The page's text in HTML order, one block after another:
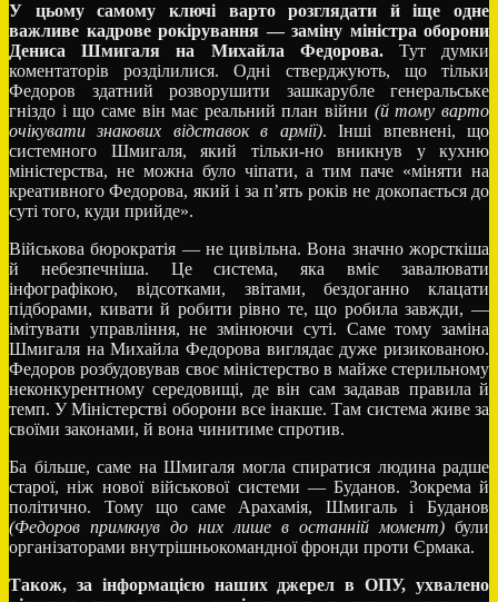
У цьому самому ключі варто розглядати й іще одне
важливе кадрове рокірування — заміну міністра оборони
Дениса Шмигаля на Михайла Федорова.Тут думки
коментаторів розділилися. Одні стверджують, що тільки
Федоров здатний розворушити зашкарубле генеральське
гніздо і що саме він має реальний план війни (й тому варто
очікувати знакових відставок в армії). Інші впевнені, що
системного Шмигаля, який тільки-но вникнув у кухню
міністерства, не можна було чіпати, а тим паче «міняти на
креативного Федорова, який і за п’ять років не докопається до
суті того, куди прийде».
Військова бюрократія — не цивільна. Вона значно жорсткіша
й небезпечніша. Це система, яка вміє завалювати
інфографікою, відсотками, звітами, бездоганно клацати
підборами, кивати й робити рівно те, що робила завжди, —
імітувати управління, не змінюючи суті. Саме тому заміна
Шмигаля на Михайла Федорова виглядає дуже ризикованою.
Федоров розбудовував своє міністерство в майже стерильному
неконкурентному середовищі, де він сам задавав правила й
темп. У Міністерстві оборони все інакше. Там система живе за
своїми законами, й вона чинитиме спротив.
Ба більше, саме на Шмигаля могла спиратися людина радше
старої, ніж нової військової системи — Буданов. Зокрема й
політично. Тому що саме Арахамія, Шмигаль і Буданов
(Федоров примкнув до них лише в останній момент) були
організаторами внутрішньокомандної фронди проти Єрмака.
Також, за інформацією наших джерел в ОПУ, ухвалено